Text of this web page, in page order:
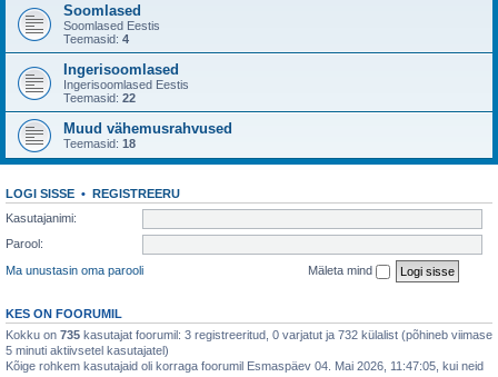
Soomlased
Soomlased Eestis
Teemasid: 4
Ingerisoomlased
Ingerisoomlased Eestis
Teemasid: 22
Muud vähemusrahvused
Teemasid: 18
LOGI SISSE • REGISTREERU
Kasutajanimi:
Parool:
Ma unustasin oma parooli
Mäleta mind
KES ON FOORUMIL
Kokku on 735 kasutajat foorumil: 3 registreeritud, 0 varjatut ja 732 külalist (põhineb viimase
5 minuti aktiivsetel kasutajatel)
Kõige rohkem kasutajaid oli korraga foorumil Esmaspäev 04. Mai 2026, 11:47:05, kui neid